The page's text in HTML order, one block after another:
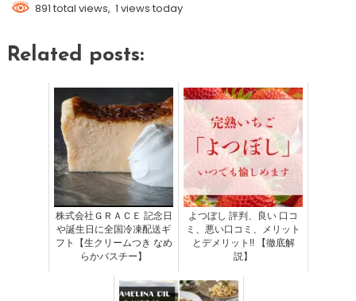
891 total views, 1 views today
Related posts:
株式会社ＧＲＡＣＥ 記念日
や誕生日に全国冷凍配送ギ
フト【生クリームつき なめ
らかバスチー】
よつぼし 評判、良い 口コ
ミ、悪い口コミ、メリット
とデメリット!! 【徹底解
説】